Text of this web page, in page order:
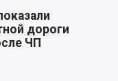
дороги
ЧП